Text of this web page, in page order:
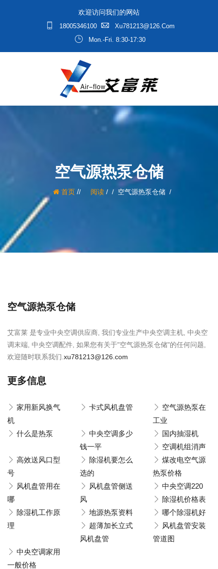
欢迎访问我们的网站
18005346100
Xu781213@126.com
Mon.-Fri. 8:30-17:30
空气源热泵仓储
首页/ 阅读/ 空气源热泵仓储
空气源热泵仓储
艾富莱 是专业中央空调供应商, 我们专业生产中央空调主机, 中央空
调末端, 中央空调配件, 如果您有关于"空气源热泵仓储"的任何问题,
欢迎随时联系我们. xu781213@126.com
更多信息
家用新风换气
机
卡式风机盘管
空气源热泵在
工业
什么是热泵
中央空调多少
钱一平
国内抽湿机
空调机组消声
高效送风口型
号
除湿机要怎么
选的
煤改电空气源
热泵价格
风机盘管用在
哪
风机盘管侧送
风
中央空调220
除湿机价格表
除湿机工作原
理
地源热泵资料
哪个除湿机好
超薄加长立式
风机盘管
风机盘管安装
管道图
中央空调家用
一般价格